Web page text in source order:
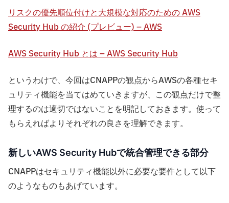
リスクの優先順位付けと大規模な対応のための AWS
Security Hub の紹介 (プレビュー) – AWS
AWS Security Hub とは – AWS Security Hub
というわけで、今回はCNAPPの観点からAWSの各種セキ
ュリティ機能を当てはめていきますが、この観点だけで整
理するのは適切ではないことを明記しておきます。使って
もらえればよりそれぞれの良さを理解できます。
新しいAWS Security Hubで統合管理できる部分
CNAPPはセキュリティ機能以外に必要な要件として以下
のようなものもあげています。